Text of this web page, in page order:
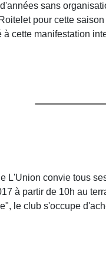
sans
pour cette
à cette manifestation
L'Union convie tous
à partir de 10h au
le club s'occupe